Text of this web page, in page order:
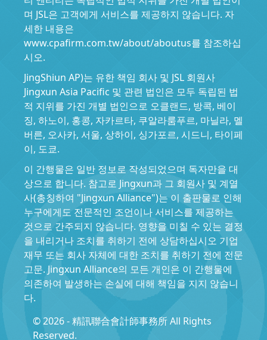
며 JSL은 고객에게 서비스를 제공하지 않습니다. 자
세한 내용은
www.cpafirm.com.tw/about/aboutus를 참조하십
시오.
JingShiun AP)는 유한 책임 회사 및 JSL 회원사
Jingxun Asia Pacific 및 관련 법인은 모두 독립된 법
적 지위를 가진 개별 법인으로 오클랜드, 방콕, 베이
징, 하노이, 홍콩, 자카르타, 쿠알라룸푸르, 마닐라, 멜
버른, 오사카, 서울, 상하이, 싱가포르, 시드니, 타이페
이, 도쿄.
이 간행물은 일반 정보로 작성되었으며 독자만을 대
상으로 합니다. 참고로 Jingxun과 그 회원사 및 계열
사(총칭하여 "Jingxun Alliance")는 이 출판물로 인해
누구에게도 전문적인 조언이나 서비스를 제공하는
것으로 간주되지 않습니다. 영향을 미칠 수 있는 결정
을 내리거나 조치를 취하기 전에 상담하십시오 기업
재무 또는 회사 자체에 대한 조치를 취하기 전에 전문
고문. Jingxun Alliance의 모든 개인은 이 간행물에
의존하여 발생하는 손실에 대해 책임을 지지 않습니
다.
© 2026 - 精訊聯合會計師事務所 All Rights
Reserved.